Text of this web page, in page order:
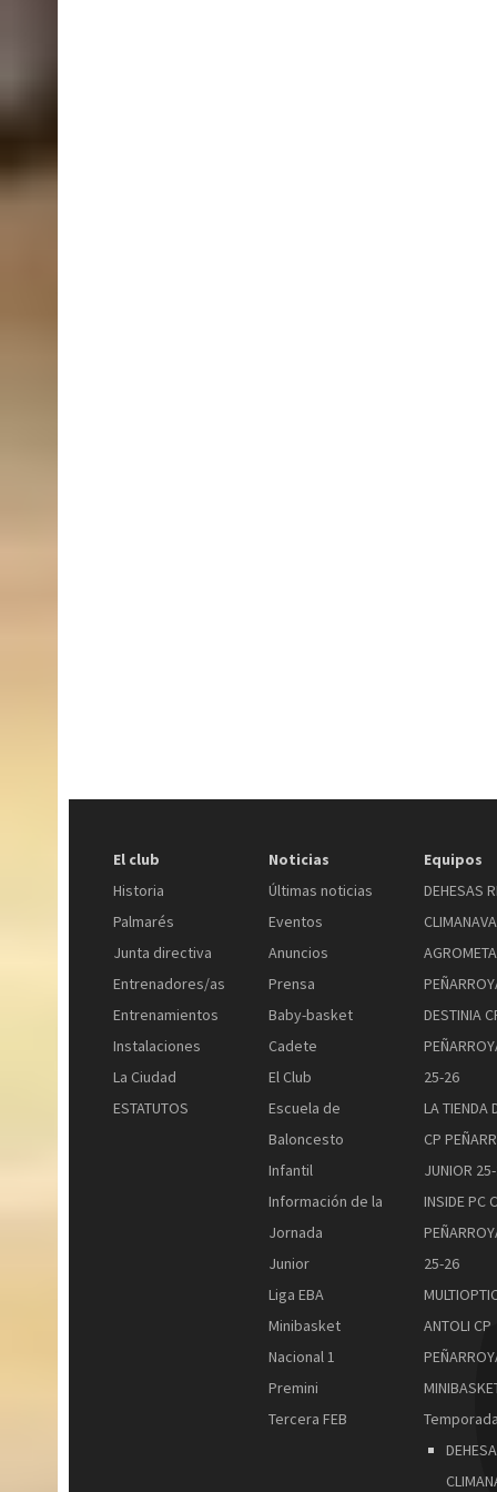
El club
Historia
Palmarés
Junta directiva
Entrenadores/as
Entrenamientos
Instalaciones
La Ciudad
ESTATUTOS
Noticias
Últimas noticias
Eventos
Anuncios
Prensa
Baby-basket
Cadete
El Club
Escuela de
Baloncesto
Infantil
Información de la
Jornada
Junior
Liga EBA
Minibasket
Nacional 1
Premini
Tercera FEB
Equipos
DEHESAS
DESTINIA
25-26
LA TIENDA
CP
JUNIOR
INSIDE PC
25-26
ANTOLI CP